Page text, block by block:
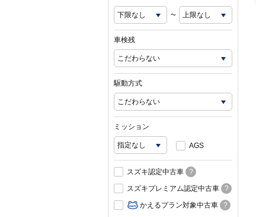
~
車検残
駆動方式
ミッション
AGS
スズキ認定中古車
?
スズキプレミアム認定中古車
?
かえるプラン対象中古車
?